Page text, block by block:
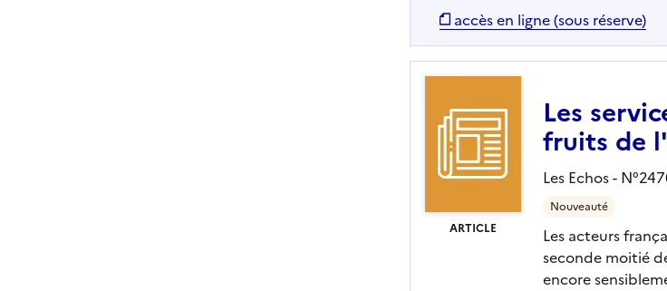
accès en ligne (sous réserve)
ARTICLE
Les
fruits de
Les Echos -
Nouveauté
Les acteurs
seconde moitié
encore